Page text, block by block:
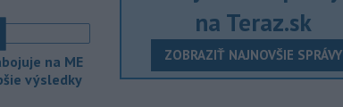
mení
aj
na ME
výsledky
na Teraz.sk
ZOBRAZIŤ NAJNOVŠIE SPRÁVY